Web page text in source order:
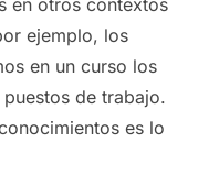
ejemplo, los
en un curso los
de trabajo.
es lo